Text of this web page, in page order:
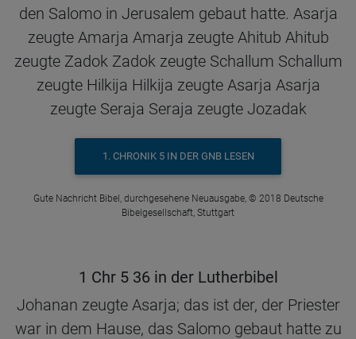
den Salomo in Jerusalem gebaut hatte. Asarja
zeugte Amarja Amarja zeugte Ahitub Ahitub
zeugte Zadok Zadok zeugte Schallum Schallum
zeugte Hilkija Hilkija zeugte Asarja Asarja
zeugte Seraja Seraja zeugte Jozadak
1. CHRONIK 5 IN DER GNB LESEN
Gute Nachricht Bibel, durchgesehene Neuausgabe, © 2018 Deutsche
Bibelgesellschaft, Stuttgart
1 Chr 5 36 in der Lutherbibel
Johanan zeugte Asarja; das ist der, der Priester
war in dem Hause, das Salomo gebaut hatte zu